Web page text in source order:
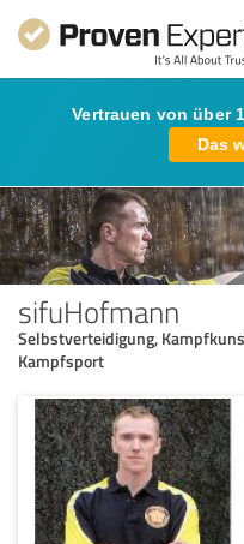
Vertrauen von über
Das
sifuHofmann
Selbstverteidigung,
Kampfsport